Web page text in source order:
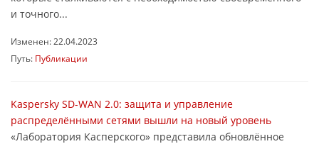
и точного...
Изменен: 22.04.2023
Путь: Публикации
Kaspersky SD-WAN 2.0: защита и управление
распределёнными сетями вышли на новый уровень
«Лаборатория Касперского» представила обновлённое